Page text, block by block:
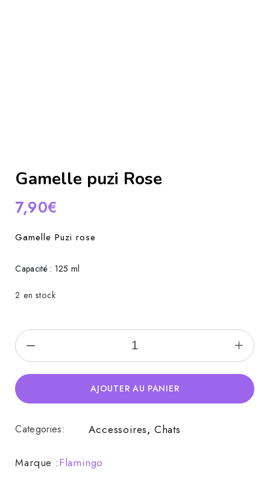
Gamelle puzi Rose
7,90€
Gamelle Puzi rose
Capacité : 125 ml
2 en stock
Gamelle puzi Rose quantity
AJOUTER AU PANIER
Categories: Accessoires, Chats
Marque :Flamingo